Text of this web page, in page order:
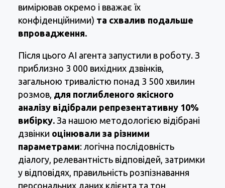
вимірював окремо і вважає їх
конфіденційними) та схвалив подальше
впровадження.
Після цього AI агента запустили в роботу. З
приблизно 3 000 вихідних дзвінків,
загальною тривалістю понад 3 500 хвилин
розмов, для поглибленого якісного
аналізу відібрали репрезентативну 10%
вибірку. За нашою методологією відібрані
дзвінки оцінювали за різними
параметрами: логічна послідовність
діалогу, релевантність відповідей, затримки
у відповідях, правильність розпізнавання
персональних даних клієнта та тон